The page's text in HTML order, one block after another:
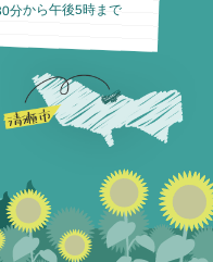
分から午後5時まで